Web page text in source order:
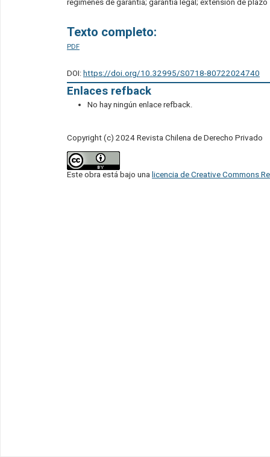
regímenes de garantía; garantía legal; extensión de plazo
Texto completo:
PDF
DOI: https://doi.org/10.32995/S0718-80722024740
Enlaces refback
No hay ningún enlace refback.
Copyright (c) 2024 Revista Chilena de Derecho Privado
Este obra está bajo una licencia de Creative Commons